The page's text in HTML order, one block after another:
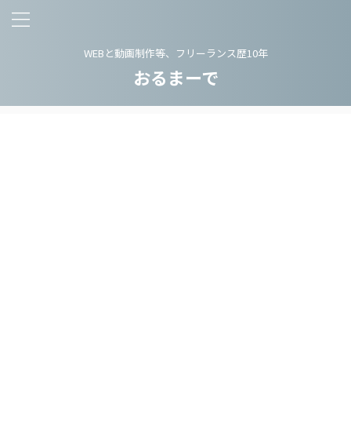
WEBと動画制作等、フリーランス歴10年
おるまーで